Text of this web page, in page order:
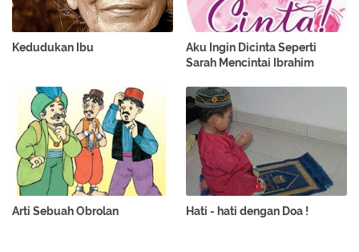
Kedudukan Ibu
Aku Ingin Dicinta Seperti
Sarah Mencintai Ibrahim
Arti Sebuah Obrolan Hati - hati dengan Doa !